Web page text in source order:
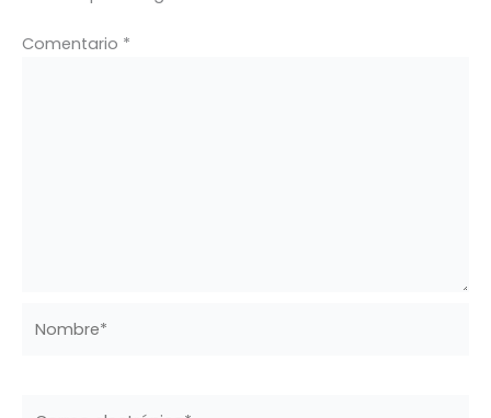
Comentario *